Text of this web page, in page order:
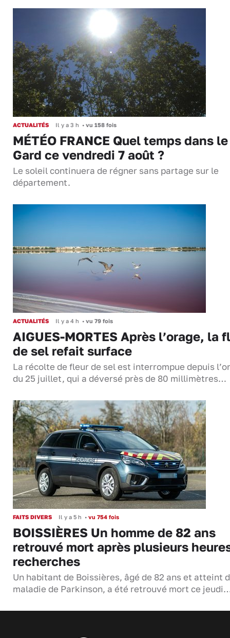
ACTUALITÉS Il y a 3 h • vu 158 fois
MÉTÉO FRANCE Quel temps dans le
Gard ce vendredi 7 août ?
Le soleil continuera de régner sans partage sur le
département.
ACTUALITÉS Il y a 4 h • vu 79 fois
AIGUES-MORTES Après l’orage, la
de sel refait surface
La récolte de fleur de sel est interrompue depuis
du 25 juillet, qui a déversé près de 80 millimètres…
FAITS DIVERS Il y a 5 h • vu 754 fois
BOISSIÈRES Un homme de 82 ans
retrouvé mort après plusieurs
recherches
Un habitant de Boissières, âgé de 82 ans et atteint
maladie de Parkinson, a été retrouvé mort ce